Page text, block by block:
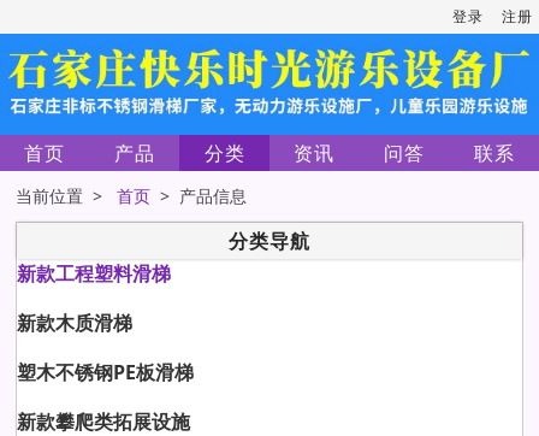
登录 注册
首页 产品 分类 资讯 问答 联系
当前位置 >首页 > 产品信息
分类导航
新款工程塑料滑梯
新款木质滑梯
塑木不锈钢PE板滑梯
新款攀爬类拓展设施